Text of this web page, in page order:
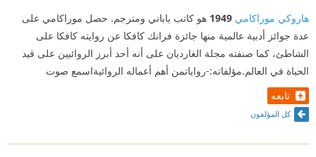
هاروكي موراكامي 1949 هو كاتب ياباني ومترجم. حصل موراكامي على
عدة جوائز أدبية عالمية منها جائزة فرانك كافكا عن روايته كافكا على
الشاطئ، كما صنفته مجلة الغارديان على أنه أحد أبرز الروائيين على قيد
الحياة في العالم.مؤلفاته:-رواياتمن أهم أعماله الروائيةاسمع صوت
تابعه
كل المؤلفون